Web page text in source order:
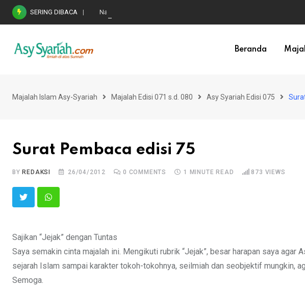
Skip
SERING DIBACA Nasihat Emas di Masa Fitnah (Ujian/Perselisihan)
Beranda
Majalah Islam Asy-Syariah Majalah Edisi 071 s.d. 080 Asy Syariah Edisi 075
Surat Pembaca edisi 75
BY REDAKSI 26/04/2012 0 COMMENTS 1 MINUTE READ 873 VIEWS
Sajikan “Jejak” dengan Tuntas
Saya semakin cinta majalah ini. Mengikuti rubrik “Jejak”, besar harapan saya agar
sejarah Islam sampai karakter tokoh-tokohnya, seilmiah dan seobjektif mungkin,
Semoga.